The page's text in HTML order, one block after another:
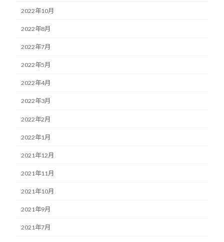
2022年10月
2022年8月
2022年7月
2022年5月
2022年4月
2022年3月
2022年2月
2022年1月
2021年12月
2021年11月
2021年10月
2021年9月
2021年7月